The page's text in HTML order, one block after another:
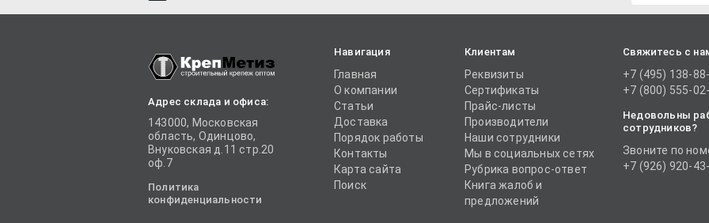
Адрес склада и офиса:
143000, Московская
область, Одинцово,
Внуковская д.11 стр.20
оф.7
Политика
конфиденциальности
Навигация
Главная
О компании
Статьи
Доставка
Порядок работы
Контакты
Карта сайта
Поиск
Клиентам
Реквизиты
Сертификаты
Прайс-листы
Производители
Наши сотрудники
Мы в социальных сетях
Рубрика вопрос-ответ
Книга жалоб и
предложений
Свяжитесь с
+7 (495) 138-
+7 (800) 555-
Недовольны
сотрудников?
Звоните по
+7 (926) 920-